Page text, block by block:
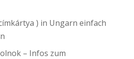
) in Ungarn einfach
– Infos zum